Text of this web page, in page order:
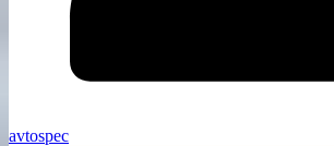
avtospec